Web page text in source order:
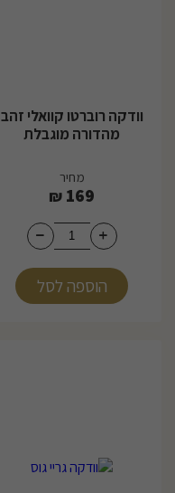
וודקה רוברטו קוואלי זהב
מהדורה מוגבלת
מחיר
169
₪
הוספה לסל